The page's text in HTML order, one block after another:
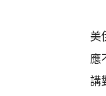
美
應
講